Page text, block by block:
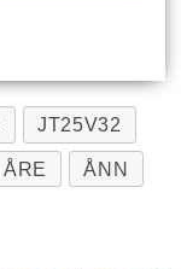
JT25V32
ÅRE ÅNN